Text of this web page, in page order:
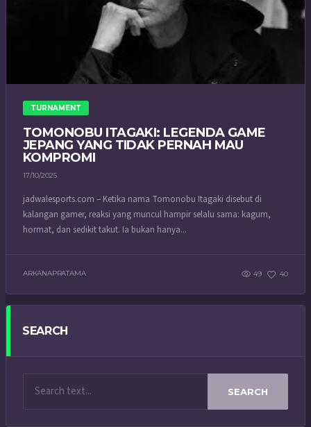
TURNAMENT
TOMONOBU ITAGAKI: LEGENDA GAME
JEPANG YANG TIDAK PERNAH MAU
KOMPROMI
17/10/2025
jadwalesports.com – Ketika nama Tomonobu Itagaki disebut di
kalangan gamer, reaksi yang muncul hampir selalu sama: kagum,
hormat, dan sedikit takut. Ia bukan hanya...
ARKANAPRATAMA 49 40
SEARCH
SEARCH